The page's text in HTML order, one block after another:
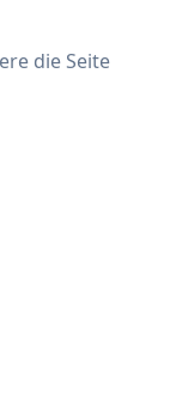
die Seite